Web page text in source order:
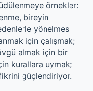
örnekler:
bireyin
yönelmesi
için çalışmak;
almak için bir
kurallara uymak;
güçlendiriyor.